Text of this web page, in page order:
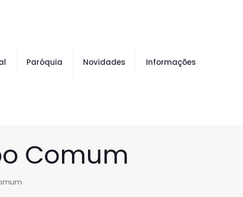
Paróquia Novidades Informações
Comum